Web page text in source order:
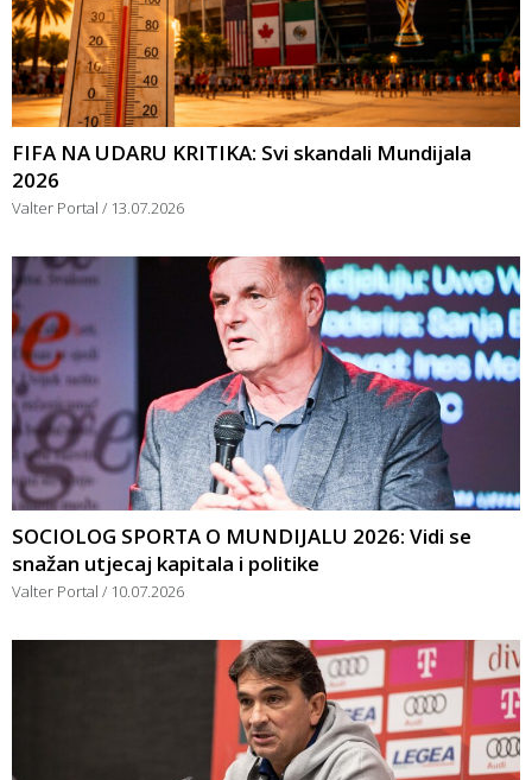
FIFA NA UDARU KRITIKA: Svi skandali Mundijala
2026
Valter Portal 13.07.2026
SOCIOLOG SPORTA O MUNDIJALU 2026: Vidi se
snažan utjecaj kapitala i politike
Valter Portal 10.07.2026